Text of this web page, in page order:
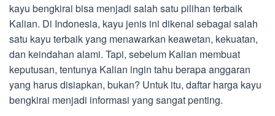
kayu bengkirai bisa menjadi salah satu pilihan terbaik
Kalian. Di Indonesia, kayu jenis ini dikenal sebagai salah
satu kayu terbaik yang menawarkan keawetan, kekuatan,
dan keindahan alami. Tapi, sebelum Kalian membuat
keputusan, tentunya Kalian ingin tahu berapa anggaran
yang harus disiapkan, bukan? Untuk itu, daftar harga kayu
bengkirai menjadi informasi yang sangat penting.